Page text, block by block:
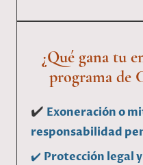
¿Qué gana tu
programa de
✔️ Exoneración o
responsabilidad
✔️ Protección legal